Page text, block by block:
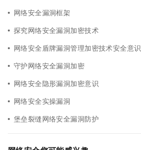
网络安全漏洞框架
探究网络安全漏洞加密技术
网络安全盾牌漏洞管理加密技术安全意识
守护网络安全漏洞加密
网络安全隐形漏洞加密意识
网络安全实操漏洞
堡垒裂缝网络安全漏洞防护